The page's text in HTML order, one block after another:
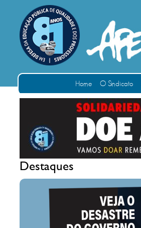
Home O Sindicato
Destaques